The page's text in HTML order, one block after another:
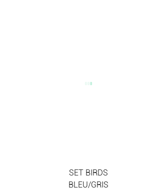
SET BIRDS
BLEU/GRIS